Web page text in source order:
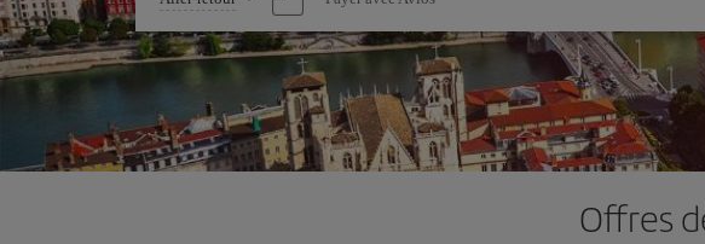
une
option
Offres